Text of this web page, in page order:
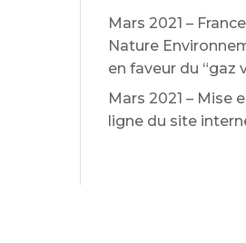
Mars 2021 – France
Nature
en faveur du “gaz
Mars 2021 – Mise
ligne du site